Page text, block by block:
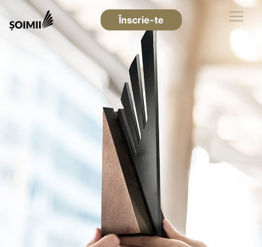
Înscrie-te